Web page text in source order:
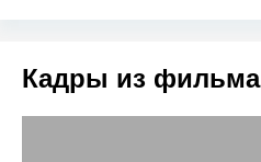
Кадры из фильма